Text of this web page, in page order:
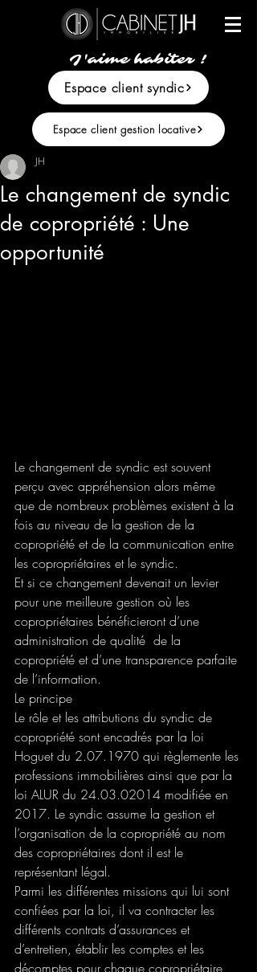
J'aime habiter !
Espace client syndic
Espace client gestion locative
Le changement de syndic
de copropriété : Une
opportunité
JH
Le changement de syndic est souvent
perçu avec appréhension alors même
que de nombreux problèmes existent à la
fois au niveau de la gestion de la
copropriété et de la communication entre
les copropriétaires et le syndic.
Et si ce changement devenait un levier
pour une meilleure gestion où les
copropriétaires bénéficieront d’une
administration de qualité  de la
copropriété et d’une transparence parfaite
de l’information.
Le principe
Le rôle et les attributions du syndic de
copropriété sont encadrés par la loi
Hoguet du 2.07.1970 qui règlemente les
professions immobilières ainsi que par la
loi ALUR du 24.03.02014 modifiée en
2017. Le syndic assume la gestion et
l’organisation de la copropriété au nom
des copropriétaires dont il est le
représentant légal.
Parmi les différentes missions qui lui sont
confiées par la loi, il va contracter les
différents contrats d’assurances et
d’entretien, établir les comptes et les
décomptes pour chaque copropriétaire